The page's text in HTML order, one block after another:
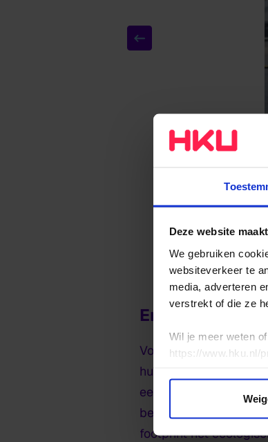
Deze website
We gebruiken
websiteverkeer te
media, adverteren
verstrekt of die ze
Wil je meer weten
https://www.hku.nl/
Emoties
Voor Art of Health
hulp. Vendel stelt
een eigen kleur draad
bewondering, en
footprint het